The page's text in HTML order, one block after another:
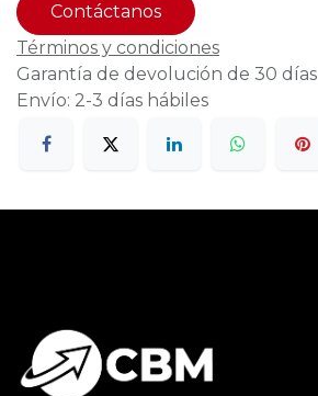
Contáctanos
Términos y condiciones
Garantía de devolución de 30 días
Envío: 2-3 días hábiles